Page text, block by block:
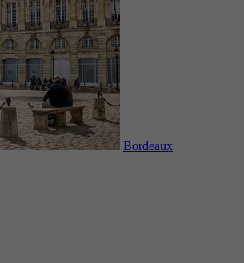
Bordeaux